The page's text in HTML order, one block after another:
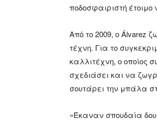
ποδοσφαιριστή έτοιμο
Από το 2009, ο Álvarez
τέχνη. Για το
καλλιτέχνη, ο οποίος
σχεδιάσει και να
σουτάρει την μπάλα
«Έκαναν σπουδαία